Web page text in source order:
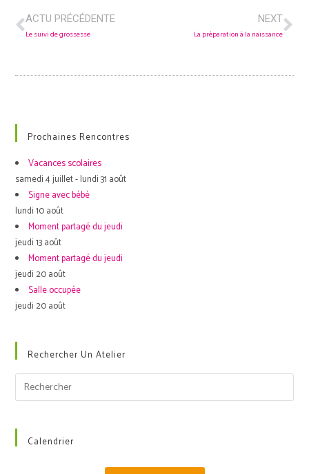
ACTU PRÉCÉDENTE
Le suivi de grossesse
NEXT
La préparation à la naissance
Prochaines Rencontres
Vacances scolaires
samedi 4 juillet - lundi 31 août
Signe avec bébé
lundi 10 août
Moment partagé du jeudi
jeudi 13 août
Moment partagé du jeudi
jeudi 20 août
Salle occupée
jeudi 20 août
Rechercher Un Atelier
Calendrier